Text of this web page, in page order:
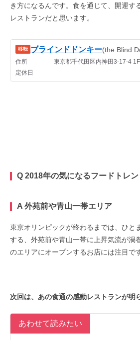
き方になるんです。食を通じて、開運す
レストランだと思います。
Q 2018年の気になるフードトレン
A 外苑前や青山一帯エリア
東京オリンピックが終わるまでは、ひと
する、外苑前や青山一帯に上昇気流が渦
のエリアにオープンするお店には注目で
次回は、あの食通の感動レストランが明
あわせて読みたい